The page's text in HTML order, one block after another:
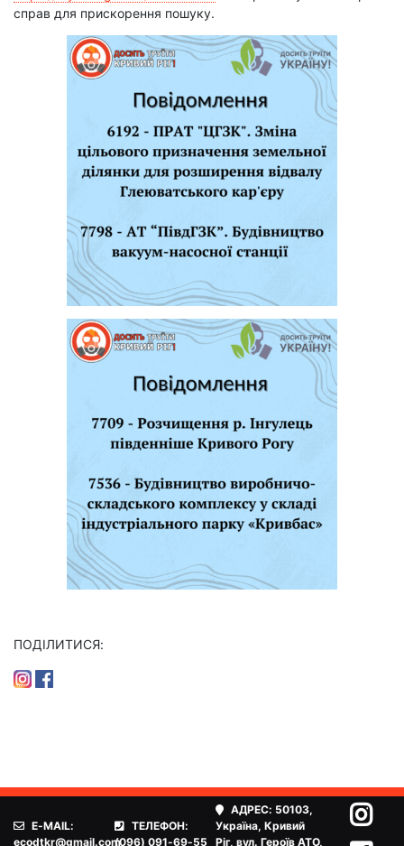
справ для прискорення пошуку.
ПОДІЛИТИСЯ:
E-MAIL:
ecodtkr@gmail.com
ТЕЛЕФОН:
(096) 091-69-55
АДРЕС: 50103,
Україна, Кривий
Ріг, вул. Героїв АТО,